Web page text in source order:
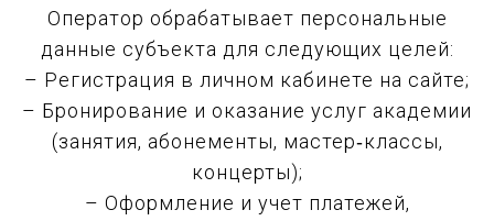
Оператор обрабатывает персональные
данные субъекта для следующих целей:
– Регистрация в личном кабинете на сайте;
– Бронирование и оказание услуг академии
(занятия, абонементы, мастер‑классы,
концерты);
– Оформление и учет платежей,